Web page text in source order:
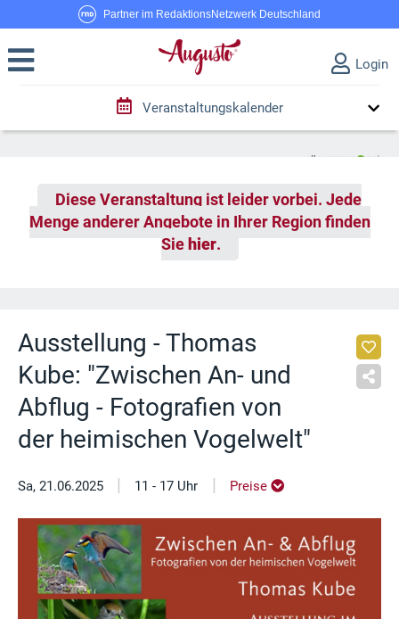
Partner im RedaktionsNetzwerk Deutschland
Login
Veranstaltungskalender
Diese Veranstaltung ist leider vorbei. Jede
Menge anderer Angebote in Ihrer Region finden
Sie hier.
Ausstellung - Thomas
Kube: "Zwischen An- und
Abflug - Fotografien von
der heimischen Vogelwelt"
Sa, 21.06.2025 | 11 - 17 Uhr | Preise